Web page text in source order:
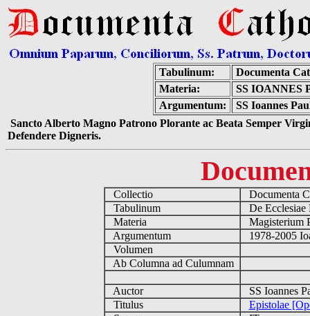
Tabulinum:
Documenta
Materia:
SS IOANNES
Argumentum:
SS Ioannes
Sancto Alberto Magno Patrono Plorante ac Beata Semper
Defendere Digneris.
Collectio
Documenta
Tabulinum
De
Materia
Magisterium
Argumentum
1978-2005
Volumen
Ab Columna ad Culumnam
Auctor
SS Ioannes
Titulus
Epistolae